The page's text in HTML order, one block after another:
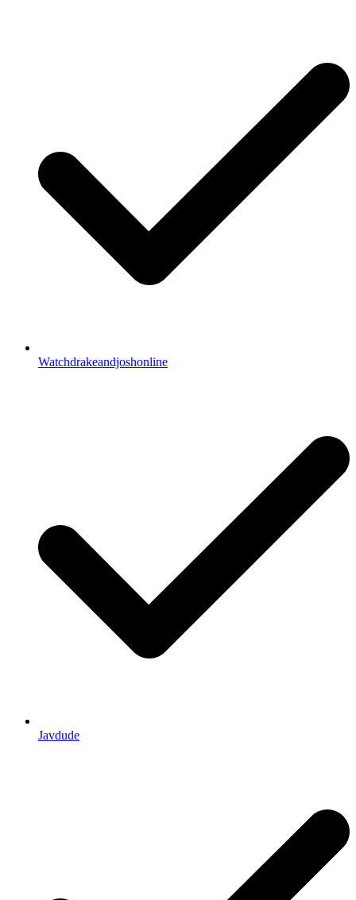
Watchdrakeandjoshonline
Javdude